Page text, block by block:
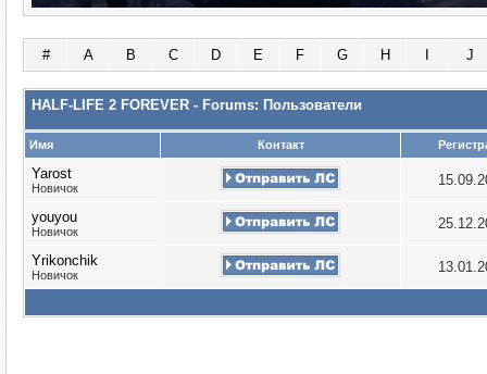
# A B C D E F G H J
HALF-LIFE 2 FOREVER - Forums: Пользователи
Имя Контакт
Yarost
Новичок
youyou
Новичок
Yrikonchik
Новичок